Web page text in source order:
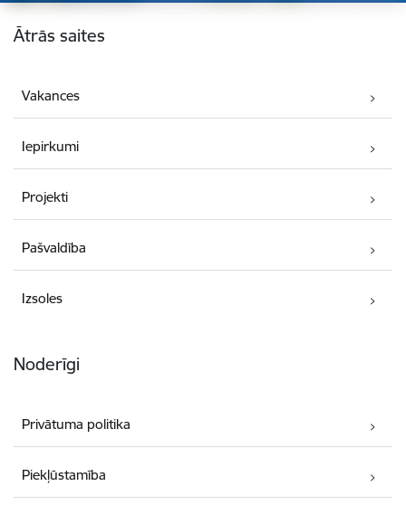
Kājene
Ātrās saites
Vakances
Iepirkumi
Projekti
Pašvaldība
Izsoles
Noderīgi
Privātuma politika
Piekļūstamība